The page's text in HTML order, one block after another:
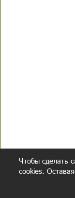
Чтобы сделать
cookies.